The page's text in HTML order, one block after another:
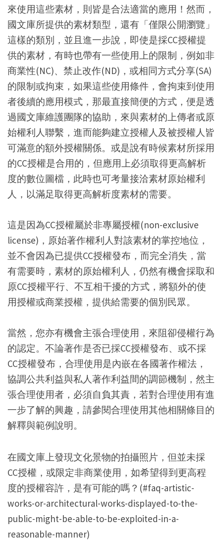
來使用這些素材，則皆是合法適當的應用！然而，
國文庫所提供的素材類型，還有「僅限公開瀏覽」
這樣的類別，並且進一步說，即使是採CC授權提
供的素材，有時也帶有一些使用上的限制，例如非
商業性(NC)、禁止改作(ND)，或相同方式分享(SA)
的限制或拘束，如果這些使用條件，會拘束到使用
者後續的應用模式，那最直接簡便的方式，便是透
過國文庫維護團隊的協助，來與素材的上傳者或原
始權利人聯繫，進而能夠建立授權人及被授權人皆
可滿意的額外授權關係。或是說有時候素材所採用
的CC授權是合用的，但應用上必須取得更高解析
度的數位圖檔，此時也可考量接洽素材原始權利
人，以滿足取得更高解析度素材的需要。
這是因為CC授權屬於非專屬授權(non-exclusive
license)，原始著作權利人對該素材的掌控地位，
並不會因為已提供CC授權發布，而完全消失，當
有需要時，素材的原始權利人，仍然有機會採取和
原CC授權平行、不互相干擾的方式，將額外的使
用授權或商業授權，提供給需要的個別民眾。
當然，您亦有機會主張合理使用，來阻卻侵權行為
的認定。不論著作是否已採CC授權發布、或不採
CC授權發布，合理使用是內嵌在各國著作權法，
協調公共利益與私人著作利益間的調節機制，然主
張合理使用者，必須自負其責，若對合理使用有進
一步了解的興趣，請參閱合理使用其他相關條目的
解釋與範例說明。
在國文庫上發現文化景物的拍攝照片，但並未採
CC授權，或限定非商業使用，如希望得到更高程
度的授權容許，是有可能的嗎？(#faq-artistic-
works-or-architectural-works-displayed-to-the-
public-might-be-able-to-be-exploited-in-a-
reasonable-manner)